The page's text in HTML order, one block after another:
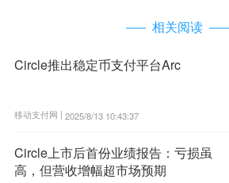
相关阅读
Circle推出稳定币支付平台Arc
移动支付网 | 2025/8/13 10:43:37
Circle上市后首份业绩报告：亏损虽
高，但营收增幅超市场预期